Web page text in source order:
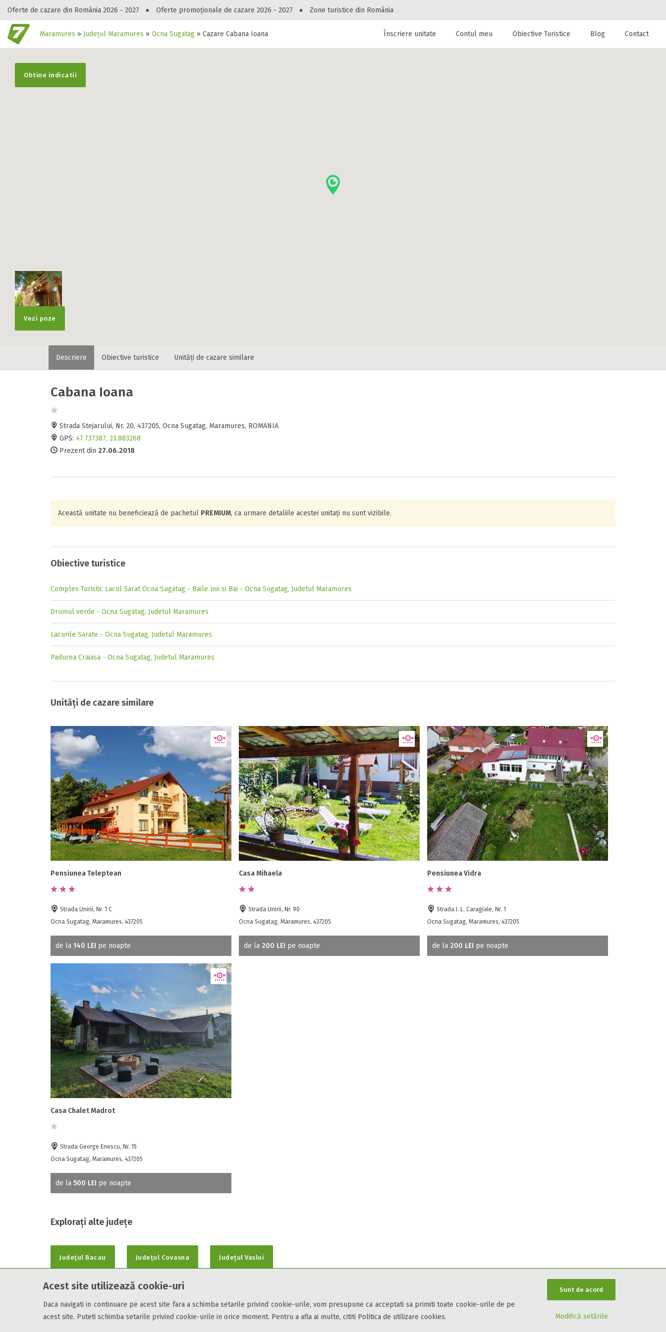
Acest site utilizează cookie-uri
Daca navigati in continuare pe acest site fara a schimba setarile privind cookie-urile, vom presupune ca acceptati sa primiti toate cookie-urile de pe
acest site. Puteti schimba setarile privind cookie-urile in orice moment. Pentru a afla ai multe, cititi Politica de utilizare cookies.
Sunt de acord
Modifică setările
Oferte de cazare din România 2026 - 2027 Oferte promoționale de cazare 2026 - 2027 Zone turistice din România
Maramures » Județul Maramures » Ocna Sugatag » Cazare Cabana Ioana
Peste 10545 oferte de cazare!
Gasești hoteluri, pensiuni, vile, apartamente sau alte unitați de cazare la
Înscriere unitate Contul meu Obiective Turistice Blog Contact
Vezi poze
Obtine indicatii
Descriere Obiective turistice Unități de cazare similare
Cabana Ioana
Strada Stejarului, Nr. 20, 437205, Ocna Sugatag, Maramures, ROMANIA
GPS: 47.737387, 23.883268
Prezent din 27.06.2018
Această unitate nu beneficiează de pachetul PREMIUM, ca urmare detaliile acestei unitați nu sunt vizibile.
Obiective turistice
Complex Turistic Lacul Sarat Ocna Sugatag - Baile noi si Bai - Ocna Sugatag, Judetul Maramures
Drumul verde - Ocna Sugatag, Judetul Maramures
Lacurile Sarate - Ocna Sugatag, Judetul Maramures
Padurea Craiasa - Ocna Sugatag, Judetul Maramures
Unități de cazare similare
Pensiunea Teleptean
Strada Unirii, Nr. 1 C
Ocna Sugatag, Maramures, 437205
de la 140 LEI pe noapte
Casa Mihaela
Strada Unirii, Nr. 90
Ocna Sugatag, Maramures, 437205
de la 200 LEI pe noapte
Pensiunea Vidra
Strada I. L. Caragiale, Nr. 1
Ocna Sugatag, Maramures, 437205
de la 200 LEI pe noapte
Casa Chalet Madrot
Strada George Enescu, Nr. 15
Ocna Sugatag, Maramures, 437205
de la 500 LEI pe noapte
Explorați alte județe
Județul Bacau Județul Covasna Județul Vaslui
Cazare7 vă pune la dispozitie informatii despre unitati de cazare din toate zonele turistice, oferte speciale, rezervari online.
Utilizand acest serviciu inseamna ca sunteti de acord cuTermenii și condițiilede utilizare.